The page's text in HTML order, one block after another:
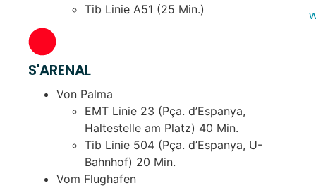
Tib Linie A51 (25 Min.)
S'ARENAL
Von Palma
EMT Linie 23 (Pça. d’Espanya,
Haltestelle am Platz) 40 Min.
Tib Linie 504 (Pça. d’Espanya, U-
Bahnhof) 20 Min.
Vom Flughafen